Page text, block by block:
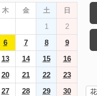
木 金 土 日
1
2
6 7 8
9
13 14 15
16
20 21 22
23
27 28 29
30